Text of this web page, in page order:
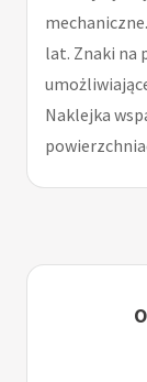
lat. Znaki na
Naklejka